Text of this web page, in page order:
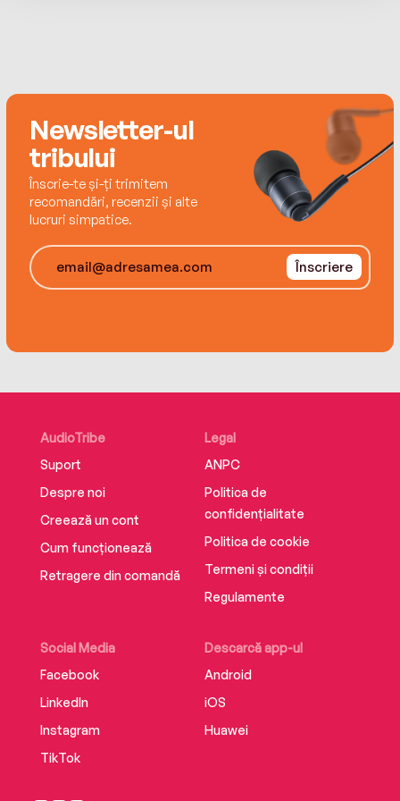
Newsletter-ul
tribului
Înscrie-te și-ți trimitem
recomandări, recenzii și alte
lucruri simpatice.
Înscriere
AudioTribe
Suport
Despre noi
Creează un cont
Cum funcționează
Retragere din comandă
Social Media
Facebook
LinkedIn
Instagram
TikTok
Descarcă app-ul
Android
iOS
Huawei
Legal
ANPC
Politica de
confidențialitate
Politica de cookie
Termeni și condiții
Regulamente